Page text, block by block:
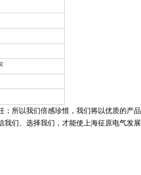
所以我们倍感珍惜，我们将以优质的产品
们、选择我们，才能使上海征原电气发展